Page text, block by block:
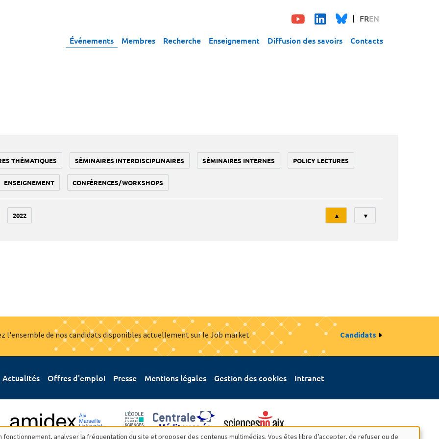
FREN
Événements Membres Recherche Enseignement Diffusion des savoirs Contacts
THÉMATIQUES SÉMINAIRES INTERDISCIPLINAIRES SÉMINAIRES INTERNES POLICY LECTURES
ENSEIGNEMENT CONFÉRENCES/WORKSHOPS
2022
Tri
▲ ▼
l'ensemble de nos candidats disponibles actuellement sur le Job market Candidats
Actualités Offres d'emploi Presse Mentions légales Gestion des cookies Intranet
analyser la fréquentation du site et proposer des contenus multimédias. Vous êtes libre d’accepter, de refuser ou de